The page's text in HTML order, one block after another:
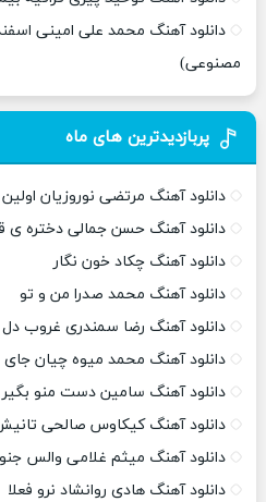
دانلود آهنگ محمد علی امینی
مصنوعی)
پربازدیدترین های ماه
دانلود آهنگ مرتضی نوروزیان اولین
دانلود آهنگ حسن جمالی دختره ی
دانلود آهنگ چکاد خون نگار
دانلود آهنگ محمد صدرا من و تو
دانلود آهنگ رضا سمندری غروب دل
دانلود آهنگ محمد میوه چیان
دانلود آهنگ سامین دست منو بگیر
دانلود آهنگ کیکاوس صالحی
دانلود آهنگ میثم غلامی والس
دانلود آهنگ هادی روانشاد نرو فعلا